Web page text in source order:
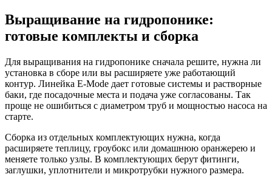
Выращивание на гидропонике:
готовые комплекты и сборка
Для выращивания на гидропонике сначала решите, нужна ли
установка в сборе или вы расширяете уже работающий
контур. Линейка E-Mode дает готовые системы и растворные
баки, где посадочные места и подача уже согласованы. Так
проще не ошибиться с диаметром труб и мощностью насоса на
старте.
Сборка из отдельных комплектующих нужна, когда
расширяете теплицу, гроубокс или домашнюю оранжерею и
меняете только узлы. В комплектующих берут фитинги,
заглушки, уплотнители и микротрубки нужного размера.